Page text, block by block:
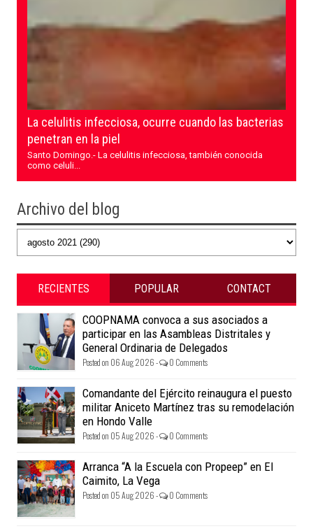
La celulitis infecciosa, ocurre cuando las bacterias
penetran en la piel
Santo Domingo.- La celulitis infecciosa, también conocida
como celuli...
Archivo del blog
RECIENTES POPULAR CONTACT
COOPNAMA convoca a sus asociados a
participar en las Asambleas Distritales y
General Ordinaria de Delegados
Posted on 06 Aug 2026 - 0 Comments
Comandante del Ejército reinaugura el puesto
militar Aniceto Martínez tras su remodelación
en Hondo Valle
Posted on 05 Aug 2026 - 0 Comments
Arranca “A la Escuela con Propeep” en El
Caimito, La Vega
Posted on 05 Aug 2026 - 0 Comments